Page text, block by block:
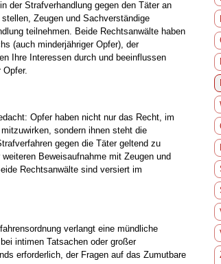
der Strafverhandlung gegen den Täter an
Zeugen und Sachverständige
teilnehmen. Beide Rechtsanwälte haben
(auch minderjähriger Opfer), der
Ihre Interessen durch und beeinflussen
Opfer.
Opfer haben nicht nur das Recht, im
sondern ihnen steht die
gegen die Täter geltend zu
Beweisaufnahme mit Zeugen und
Rechtsanwälte sind versiert im
verlangt eine mündliche
intimen Tatsachen oder großer
erforderlich, der Fragen auf das Zumutbare